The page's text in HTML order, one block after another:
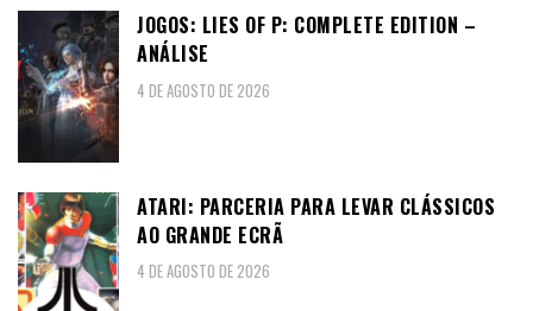
JOGOS: LIES OF P: COMPLETE EDITION –
ANÁLISE
4 DE AGOSTO DE 2026
ATARI: PARCERIA PARA LEVAR CLÁSSICOS
AO GRANDE ECRÃ
4 DE AGOSTO DE 2026